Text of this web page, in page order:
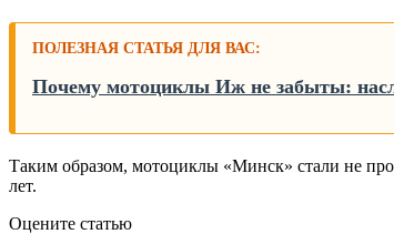
ПОЛЕЗНАЯ СТАТЬЯ ДЛЯ ВАС:
Почему мотоциклы Иж не забыты:
Таким образом, мотоциклы «Минск» стали не
лет.
Оцените статью